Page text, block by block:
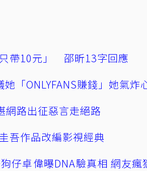
帶10元」 邵昕13字回應
「ONLYFANS賺錢」她氣炸
網路出征惡言走絕路
吾作品改編影視經典
仔卓偉曝DNA驗真相 網友瘋